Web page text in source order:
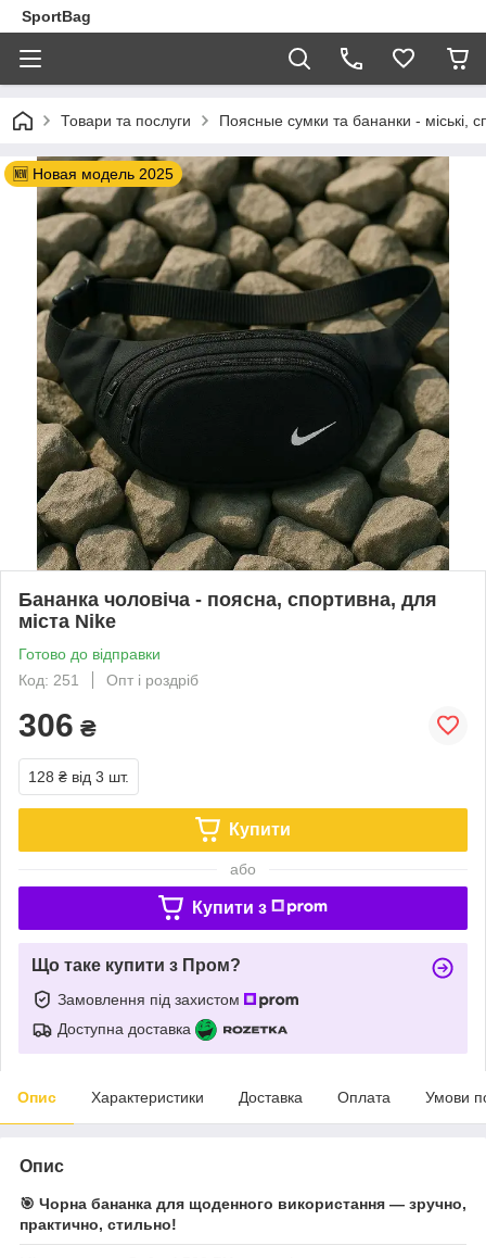
SportBag
Товари та послуги Поясные сумки та бананки - міські,
🆕 Новая модель 2025
Бананка чоловіча - поясна, спортивна, для
міста Nike
Готово до відправки
Код: 251
Опт і роздріб
306 ₴
128 ₴ від 3 шт.
Купити
або
Купити з
Що таке купити з Пром?
Замовлення під захистом
Доступна доставка
Опис Характеристики Доставка Оплата Умови
Опис
🎯 Чорна бананка для щоденного використання — зручно,
практично, стильно!